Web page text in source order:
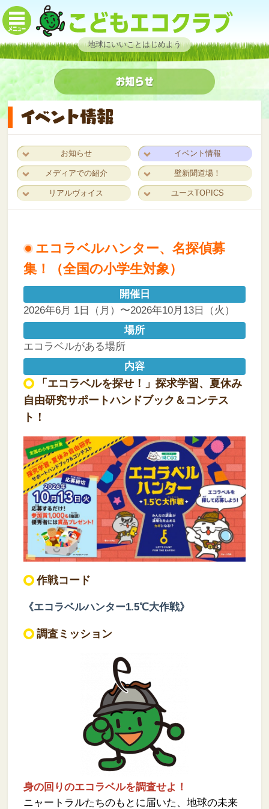
地球にいいことはじめよう
お知らせ イベント情報
メディアでの紹介 壁新聞道場！
リアルヴォイス ユースTOPICS
エコラベルハンター、名探偵募
集！（全国の小学生対象）
開催日
2026年6月 1日（月）〜2026年10月13日（火）
場所
エコラベルがある場所
内容
「エコラベルを探せ！」探求学習、夏休み
自由研究サポートハンドブック＆コンテス
ト！
作戦コード
《エコラベルハンター1.5℃大作戦》
調査ミッション
身の回りのエコラベルを調査せよ！
ニャートラルたちのもとに届いた、地球の未来